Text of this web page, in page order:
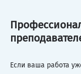
Если ваша работа